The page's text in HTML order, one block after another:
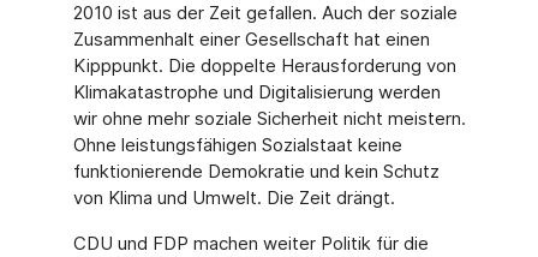
2010 ist aus der Zeit gefallen. Auch der soziale
Zusammenhalt einer Gesellschaft hat einen
Kipppunkt. Die doppelte Herausforderung von
Klimakatastrophe und Digitalisierung werden
wir ohne mehr soziale Sicherheit nicht meistern.
Ohne leistungsfähigen Sozialstaat keine
funktionierende Demokratie und kein Schutz
von Klima und Umwelt. Die Zeit drängt.
CDU und FDP machen weiter Politik für die